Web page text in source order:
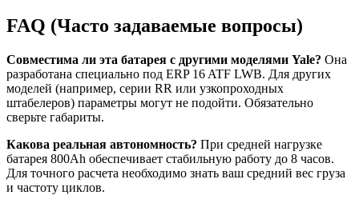
FAQ (Часто задаваемые вопросы)
Совместима ли эта батарея с другими моделями Yale? Она
разработана специально под ERP 16 ATF LWB. Для других
моделей (например, серии RR или узкопроходных
штабелеров) параметры могут не подойти. Обязательно
сверьте габариты.
Какова реальная автономность? При средней нагрузке
батарея 800Ah обеспечивает стабильную работу до 8 часов.
Для точного расчета необходимо знать ваш средний вес груза
и частоту циклов.